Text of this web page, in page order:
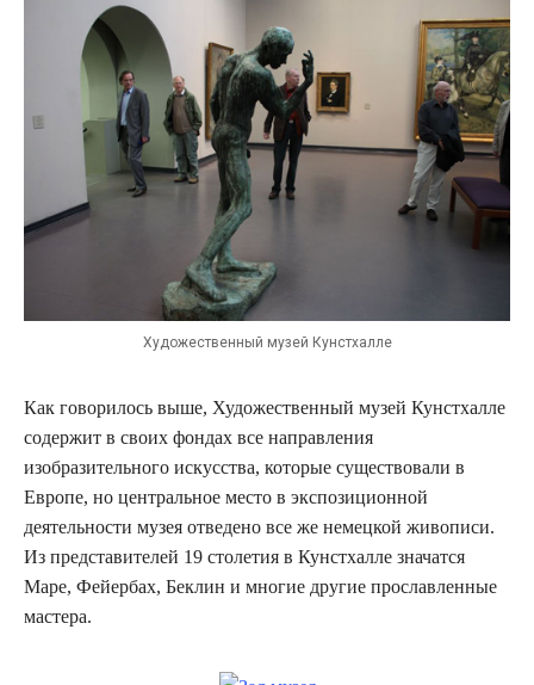
Художественный музей Кунстхалле
Как говорилось выше, Художественный музей Кунстхалле
содержит в своих фондах все направления
изобразительного искусства, которые существовали в
Европе, но центральное место в экспозиционной
деятельности музея отведено все же немецкой живописи.
Из представителей 19 столетия в Кунстхалле значатся
Маре, Фейербах, Беклин и многие другие прославленные
мастера.